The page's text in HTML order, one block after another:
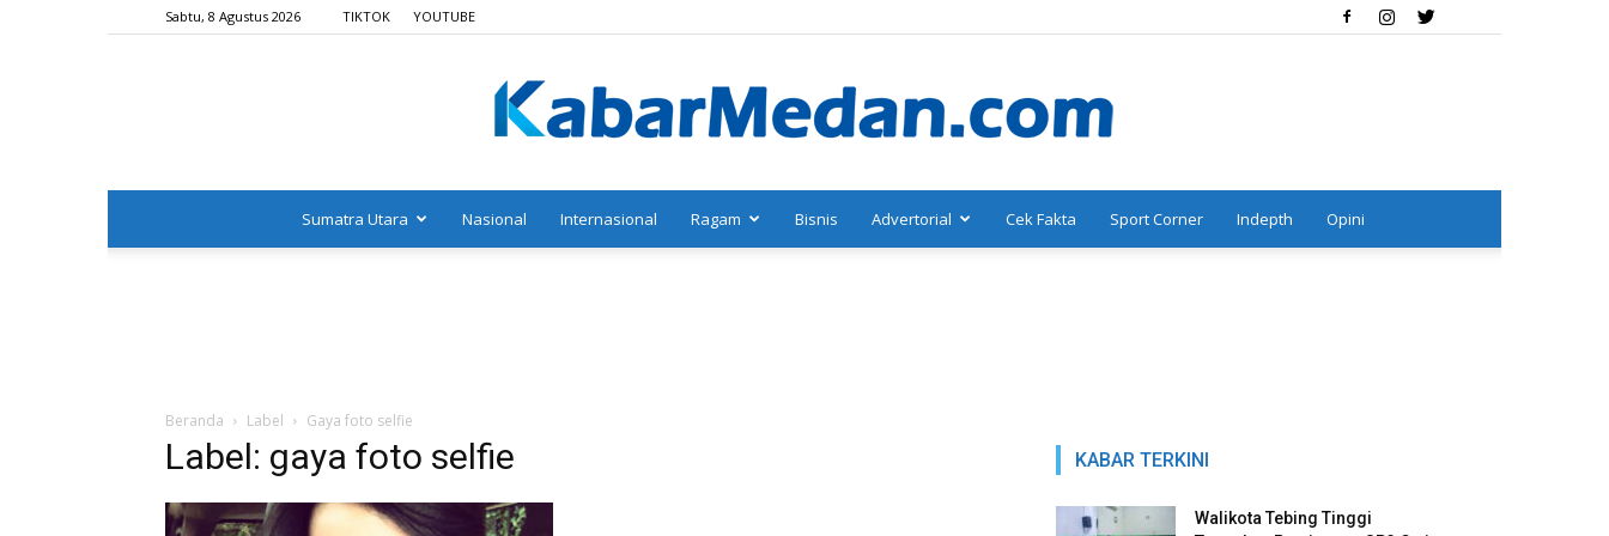
Sabtu, 8 Agustus 2026 TIKTOK YOUTUBE
Sumatra Utara Nasional Internasional Ragam Bisnis Advertorial Cek Fakta Sport Corner Indepth Opini
Beranda Label Gaya foto selfie
Label: gaya foto selfie KABAR TERKINI
Walikota Tebing Tinggi